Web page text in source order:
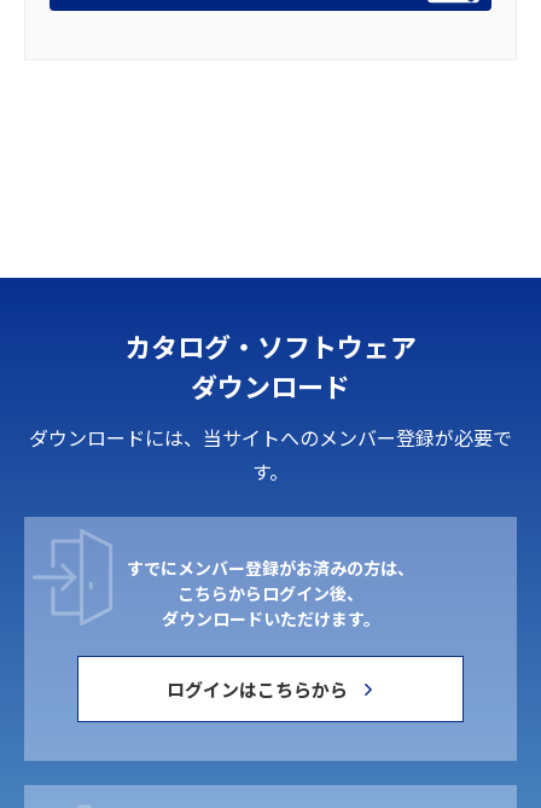
カタログ・ソフトウェア
ダウンロード
ダウンロードには、当サイトへのメンバー登録が必要で
す。
すでにメンバー登録がお済みの方は、
こちらからログイン後、
ダウンロードいただけます。
ログインはこちらから